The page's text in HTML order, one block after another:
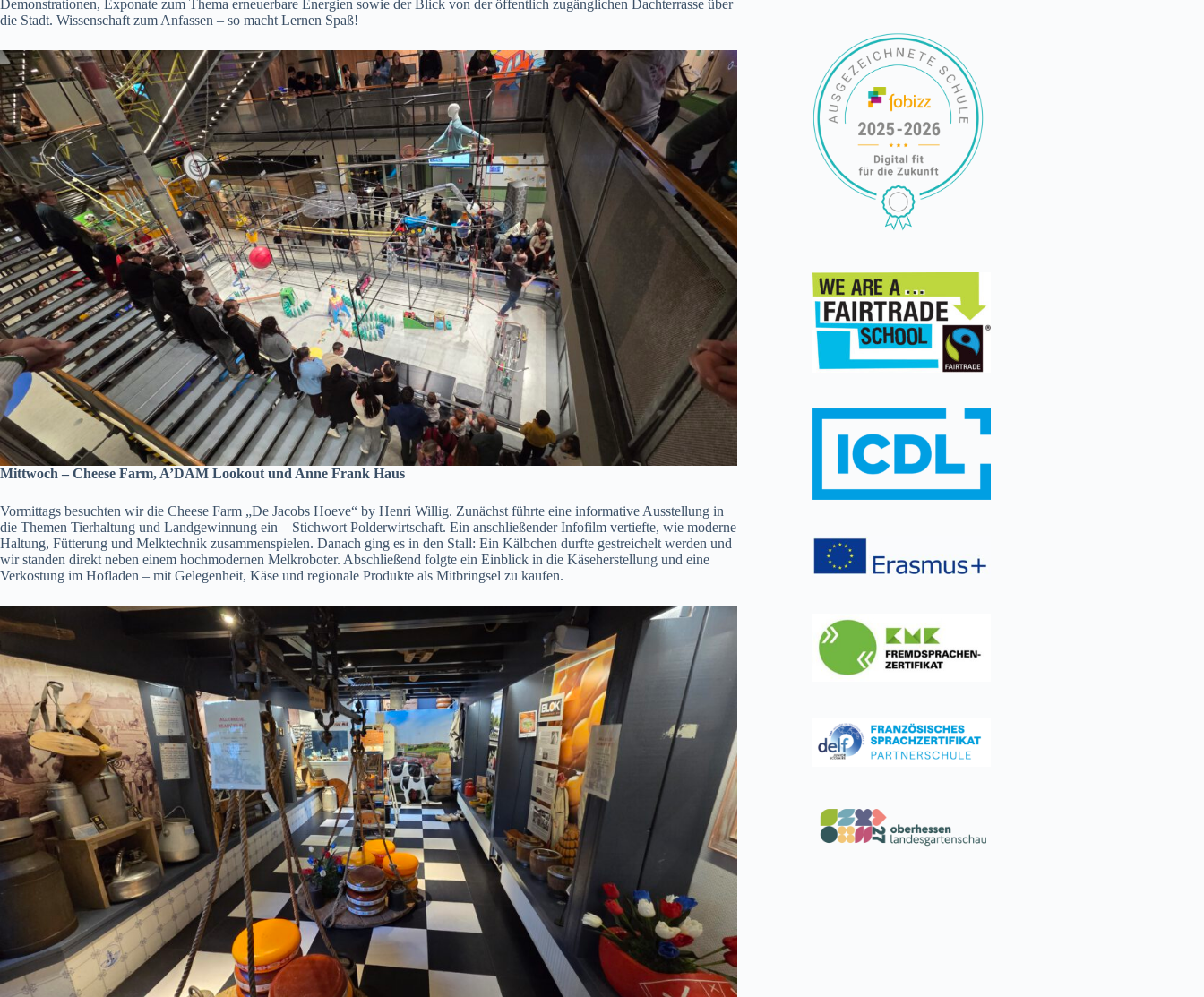
Demonstrationen, Exponate zum Thema erneuerbare Energien sowie der Blick von der öffentlich zugänglichen Dachterrasse über
die Stadt. Wissenschaft zum Anfassen – so macht Lernen Spaß!
Mittwoch – Cheese Farm, A’DAM Lookout und Anne Frank Haus
Vormittags besuchten wir die Cheese Farm „De Jacobs Hoeve“ by Henri Willig. Zunächst führte eine informative Ausstellung in
die Themen Tierhaltung und Landgewinnung ein – Stichwort Polderwirtschaft. Ein anschließender Infofilm vertiefte, wie moderne
Haltung, Fütterung und Melktechnik zusammenspielen. Danach ging es in den Stall: Ein Kälbchen durfte gestreichelt werden und
wir standen direkt neben einem hochmodernen Melkroboter. Abschließend folgte ein Einblick in die Käseherstellung und eine
Verkostung im Hofladen – mit Gelegenheit, Käse und regionale Produkte als Mitbringsel zu kaufen.